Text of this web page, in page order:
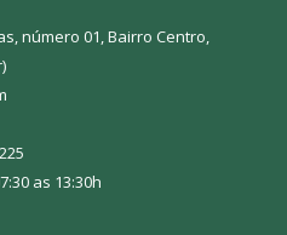
número 01, Bairro Centro,
as 13:30h